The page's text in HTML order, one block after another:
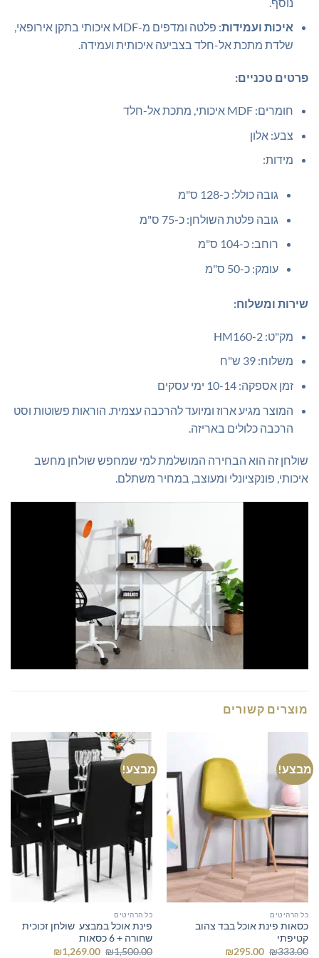
איכות ועמידות
: פלטה ומדפים מ-MDF איכותי בתקן אירופאי,
שלדת מתכת אל-חלד בצביעה איכותית ועמידה.
פרטים טכניים:
חומרים: MDF איכותי, מתכת אל-חלד
צבע: אלון
מידות:
גובה כולל: כ-128 ס"מ
גובה פלטת השולחן: כ-75 ס"מ
רוחב: כ-104 ס"מ
עומק: כ-50 ס"מ
שירות ומשלוח:
מק"ט: HM160-2
משלוח: 39 ש"ח
זמן אספקה: 10-14 ימי עסקים
המוצר מגיע ארוז ומיועד להרכבה עצמית. הוראות פשוטות וסט
הרכבה כלולים באריזה.
שולחן זה הוא הבחירה המושלמת למי שמחפש שולחן מחשב
איכותי, פונקציונלי ומעוצב, במחיר משתלם.
מוצרים קשורים
מבצע!
כל הרהיטים
כסאות פינת אוכל בבד צהוב
קטיפתי
₪333.00
המחיר ₪295.00
המחיר
מבצע!
כל הרהיטים
פינת אוכל במבצע שולחן זכוכית
שחורה + 6 כסאות
₪1,500.00
המחיר
₪1,269.00
המחיר